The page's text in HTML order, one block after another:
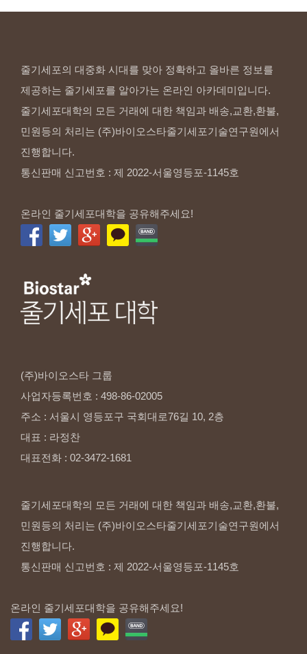
줄기세포의 대중화 시대를 맞아 정확하고 올바른 정보를
제공하는 줄기세포를 알아가는 온라인 아카데미입니다.
줄기세포대학의 모든 거래에 대한 책임과 배송,교환,환불,
민원등의 처리는 (주)바이오스타줄기세포기술연구원에서
진행합니다.
통신판매 신고번호 : 제 2022-서울영등포-1145호
온라인 줄기세포대학을 공유해주세요!
(주)바이오스타 그룹
사업자등록번호 : 498-86-02005
주소 : 서울시 영등포구 국회대로76길 10, 2층
대표 : 라정찬
대표전화 : 02-3472-1681
줄기세포대학의 모든 거래에 대한 책임과 배송,교환,환불,
민원등의 처리는 (주)바이오스타줄기세포기술연구원에서
진행합니다.
통신판매 신고번호 : 제 2022-서울영등포-1145호
온라인 줄기세포대학을 공유해주세요!